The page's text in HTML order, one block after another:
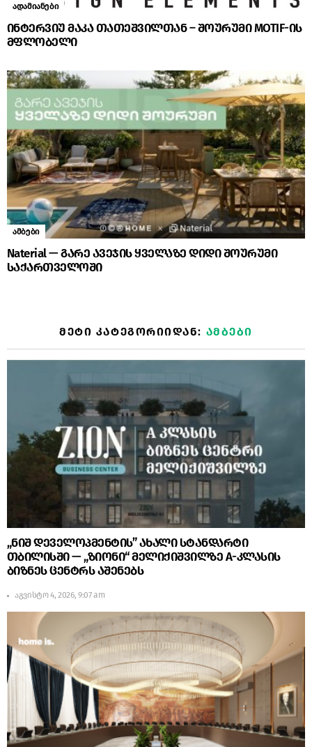
ადამიანები
ინტერვიუ მაკა თათეშვილთან – შოურუმი MOTIF-ის
მფლობელი
ამბები
Naterial — გარე ავეჯის ყველაზე დიდი შოურუმი
საქართველოში
ᲛᲔᲢᲘ ᲙᲐᲢᲔᲒᲝᲠᲘᲘᲓᲐᲜ: ᲐᲛᲑᲔᲑᲘ
„ნიშ დეველოპმენტის” ახალი სტანდარტი
თბილისში — „ზიონი“ მელიქიშვილზე A-კლასის
ბიზნეს ცენტრს აშენებს
აგვისტო 4, 2026, 9:07 am